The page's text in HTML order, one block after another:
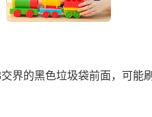
界的黑色垃圾袋前面，可能